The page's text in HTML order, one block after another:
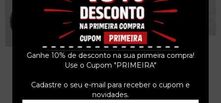
Ganhe 10% de desconto na sua primeira compra!
Use o Cupom "PRIMEIRA"
Cadastre o seu e-mail para receber o cupom e
novidades.
JOHNNY ALF – ELE É JOHNNY
ALF + NÓS 2 CD...
x deR$23,33 sem juros
MARCOS VALLE – SAMBA
"DEMAIS"...
R$99,99